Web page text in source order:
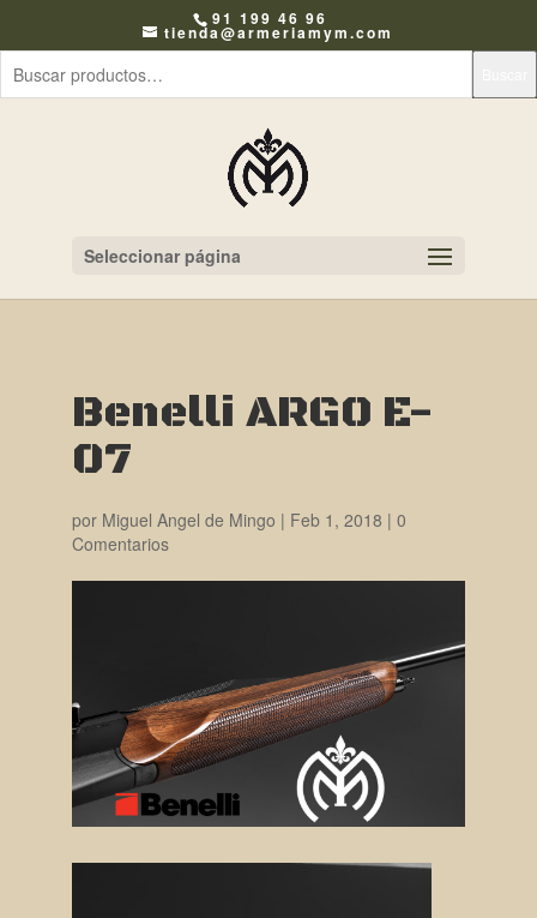
91 199 46 96
tienda@armeriamym.com
Seleccionar página
Benelli ARGO E-
07
por Miguel Angel de Mingo | Feb 1, 2018 | 0
Comentarios